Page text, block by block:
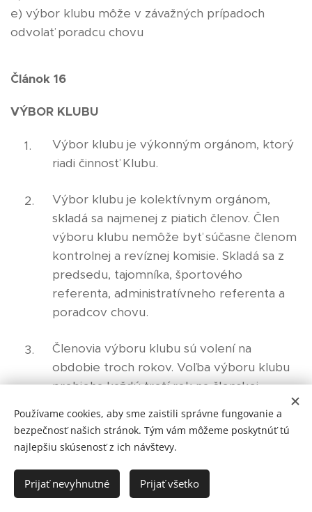
e) výbor klubu môže v závažných prípadoch
odvolať poradcu chovu
Článok 16
VÝBOR KLUBU
Výbor klubu je výkonným orgánom, ktorý
riadi činnosť Klubu.
Výbor klubu je kolektívnym orgánom,
skladá sa najmenej z piatich členov. Člen
výboru klubu nemôže byť súčasne členom
kontrolnej a revíznej komisie. Skladá sa z
predsedu, tajomníka, športového
referenta, administratívneho referenta a
poradcov chovu.
Členovia výboru klubu sú volení na
obdobie troch rokov. Voľba výboru klubu
prebieha každý tretí rok na členskej
schôdzi. Opätovná voľba členov výboru nie
je vylúčená.
skôr, než je zvolený nový výbor. Výbor
klubu je povinný zverejniť pozvánku na
Používame cookies, aby sme zaistili správne fungovanie a
bezpečnosť našich stránok. Tým vám môžeme poskytnúť tú
najlepšiu skúsenosť z ich návštevy.
Prijať nevyhnutné Prijať všetko